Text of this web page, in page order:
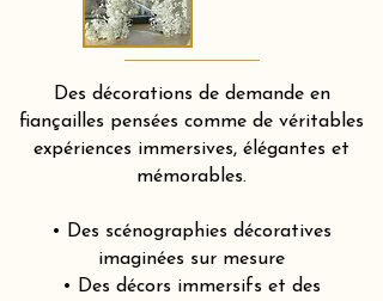
Des décorations de demande en
fiançailles pensées comme de véritables
expériences immersives, élégantes et
mémorables.
• Des scénographies décoratives
imaginées sur mesure
• Des décors immersifs et des